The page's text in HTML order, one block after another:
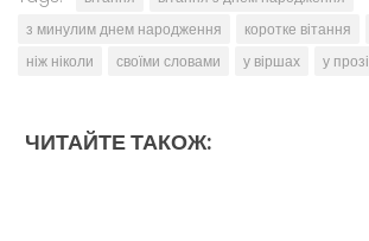
з минулим днем народження
коротке вітання
ніж ніколи
своїми словами у віршах у прозі
ЧИТАЙТЕ ТАКОЖ: